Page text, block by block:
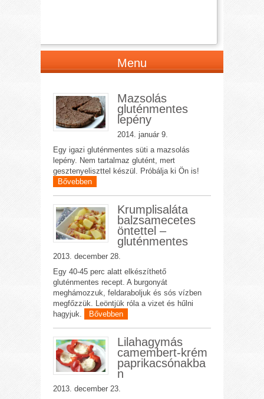
Menu
Mazsolás
gluténmentes
lepény
2014. január 9.
Egy igazi gluténmentes süti a mazsolás
lepény. Nem tartalmaz glutént, mert
gesztenyeliszttel készül. Próbálja ki Ön is!
Bővebben
Krumplisaláta
balzsamecetes
öntettel –
gluténmentes
2013. december 28.
Egy 40-45 perc alatt elkészíthető
gluténmentes recept. A burgonyát
meghámozzuk, feldaraboljuk és sós vízben
megfőzzük. Leöntjük róla a vizet és hűlni
hagyjuk.
Bővebben
Lilahagymás
camembert-krém
paprikacsónakba
n
2013. december 23.